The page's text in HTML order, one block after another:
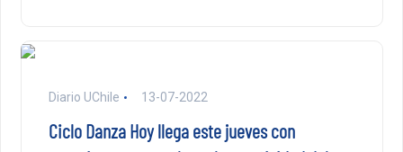
Diario UChile 13-07-2022
Ciclo Danza Hoy llega este jueves con